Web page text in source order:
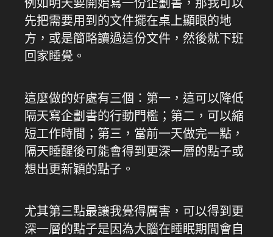
例如明天要開始寫一份企劃書，那我可以
先把需要用到的文件擺在桌上顯眼的地
方，或是簡略讀過這份文件，然後就下班
回家睡覺。
這麼做的好處有三個：第一，這可以降低
隔天寫企劃書的行動門檻；第二，可以縮
短工作時間；第三，當前一天做完一點，
隔天睡醒後可能會得到更深一層的點子或
想出更新穎的點子。
尤其第三點最讓我覺得厲害，可以得到更
深一層的點子是因為大腦在睡眠期間會自